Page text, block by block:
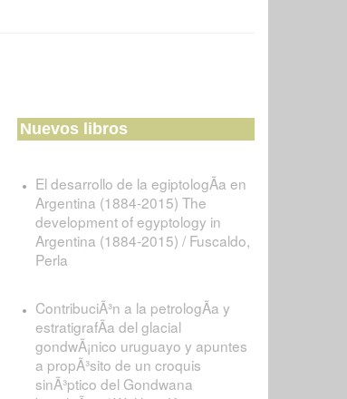
Nuevos libros
El desarrollo de la egiptologÃ­a en
Argentina (1884-2015) The
development of egyptology in
Argentina (1884-2015) / Fuscaldo,
Perla
ContribuciÃ³n a la petrologÃ­a y
estratigrafÃ­a del glacial
gondwÃ¡nico uruguayo y apuntes
a propÃ³sito de un croquis
sinÃ³ptico del Gondwana